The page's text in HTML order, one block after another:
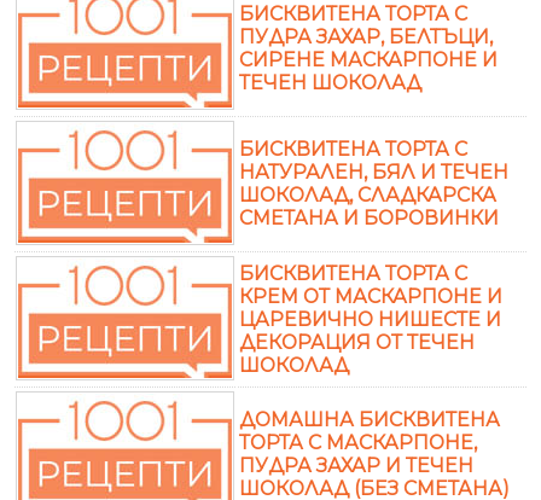
БИСКВИТЕНА ТОРТА С
ПУДРА ЗАХАР, БЕЛТЪЦИ,
СИРЕНЕ МАСКАРПОНЕ И
ТЕЧЕН ШОКОЛАД
БИСКВИТЕНА ТОРТА С
НАТУРАЛЕН, БЯЛ И ТЕЧЕН
ШОКОЛАД, СЛАДКАРСКА
СМЕТАНА И БОРОВИНКИ
БИСКВИТЕНА ТОРТА С
КРЕМ ОТ МАСКАРПОНЕ И
ЦАРЕВИЧНО НИШЕСТЕ И
ДЕКОРАЦИЯ ОТ ТЕЧЕН
ШОКОЛАД
ДОМАШНА БИСКВИТЕНА
ТОРТА С МАСКАРПОНЕ,
ПУДРА ЗАХАР И ТЕЧЕН
ШОКОЛАД (БЕЗ СМЕТАНА)